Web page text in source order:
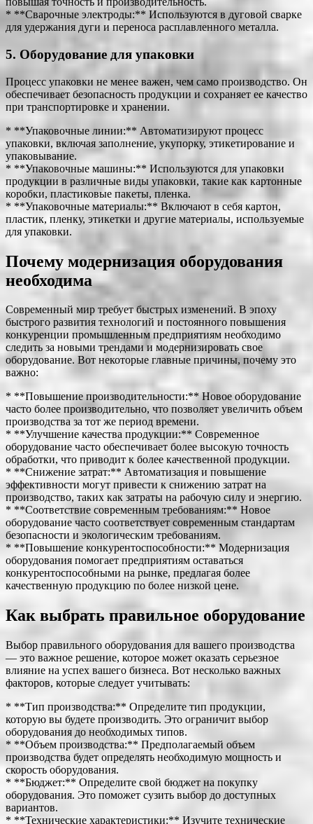
* **Сварочные электроды:** Используются в дуговой сварке
для удержания дуги и переноса расплавленного металла.
5. Оборудование для упаковки
Процесс упаковки не менее важен, чем само производство. Он
обеспечивает безопасность продукции и сохраняет ее качество
при транспортировке и хранении.
* **Упаковочные линии:** Автоматизируют процесс
упаковки, включая заполнение, укупорку, этикетирование и
упаковывание.
* **Упаковочные машины:** Используются для упаковки
продукции в различные виды упаковки, такие как картонные
коробки, пластиковые пакеты, пленка.
* **Упаковочные материалы:** Включают в себя картон,
пластик, пленку, этикетки и другие материалы, используемые
для упаковки.
Почему модернизация оборудования
необходима
Современный мир требует быстрых изменений. В эпоху
быстрого развития технологий и постоянного повышения
конкуренции промышленным предприятиям необходимо
следить за новыми трендами и модернизировать свое
оборудование. Вот некоторые главные причины, почему это
важно:
* **Повышение производительности:** Новое оборудование
часто более производительно, что позволяет увеличить объем
производства за тот же период времени.
* **Улучшение качества продукции:** Современное
оборудование часто обеспечивает более высокую точность
обработки, что приводит к более качественной продукции.
* **Снижение затрат:** Автоматизация и повышение
эффективности могут привести к снижению затрат на
производство, таких как затраты на рабочую силу и энергию.
* **Соответствие современным требованиям:** Новое
оборудование часто соответствует современным стандартам
безопасности и экологическим требованиям.
* **Повышение конкурентоспособности:** Модернизация
оборудования помогает предприятиям оставаться
конкурентоспособными на рынке, предлагая более
качественную продукцию по более низкой цене.
Как выбрать правильное оборудование
Выбор правильного оборудования для вашего производства
— это важное решение, которое может оказать серьезное
влияние на успех вашего бизнеса. Вот несколько важных
факторов, которые следует учитывать:
* **Тип производства:** Определите тип продукции,
которую вы будете производить. Это ограничит выбор
оборудования до необходимых типов.
* **Объем производства:** Предполагаемый объем
производства будет определять необходимую мощность и
скорость оборудования.
* **Бюджет:** Определите свой бюджет на покупку
оборудования. Это поможет сузить выбор до доступных
вариантов.
* **Технические характеристики:** Изучите технические